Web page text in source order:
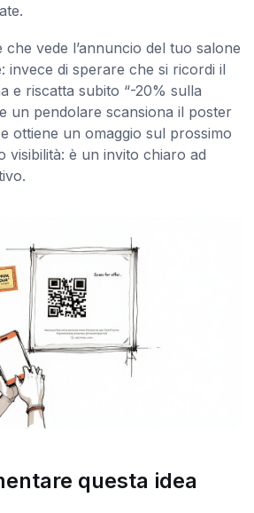
vede l’annuncio del tuo salone
invece di sperare che si ricordi il
e riscatta subito “-20% sulla
un pendolare scansiona il poster
ottiene un omaggio sul prossimo
visibilità: è un invito chiaro ad
questa idea